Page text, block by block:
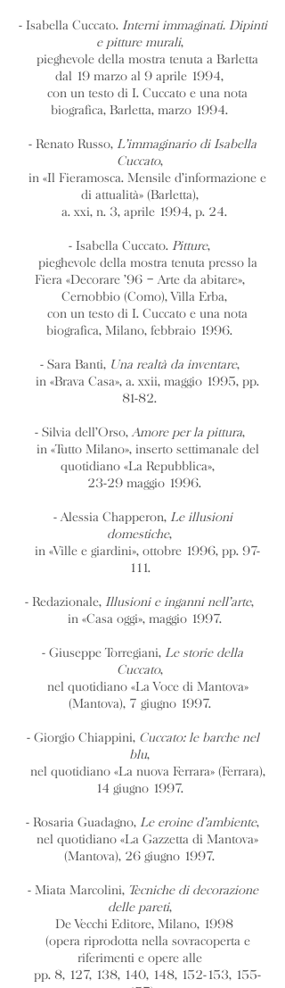
- Isabella Cuccato. Interni immaginati. Dipinti
e pitture murali,
pieghevole della mostra tenuta a Barletta
dal 19 marzo al 9 aprile 1994,
con un testo di I. Cuccato e una nota
biografica, Barletta, marzo 1994.
- Renato Russo, L’immaginario di Isabella
Cuccato,
in «Il Fieramosca. Mensile d’informazione e
di attualità» (Barletta),
a. xxi, n. 3, aprile 1994, p. 24.
- Isabella Cuccato. Pitture,
pieghevole della mostra tenuta presso la
Fiera «Decorare ’96 – Arte da abitare»,
Cernobbio (Como), Villa Erba,
con un testo di I. Cuccato e una nota
biografica, Milano, febbraio 1996.
- Sara Banti, Una realtà da inventare,
in «Brava Casa», a. xxii, maggio 1995, pp.
81-82.
- Silvia dell’Orso,Amore per la pittura,
in «Tutto Milano», inserto settimanale del
quotidiano «La Repubblica»,
23-29 maggio 1996.
- Alessia Chapperon, Le illusioni
domestiche,
in «Ville e giardini», ottobre 1996, pp. 97-
111.
- Redazionale, Illusioni e inganni nell’arte,
in «Casa oggi», maggio 1997.
- Giuseppe Torregiani, Le storie della
Cuccato,
nel quotidiano «La Voce di Mantova»
(Mantova), 7 giugno 1997.
- Giorgio Chiappini,Cuccato: le barche nel
blu,
nel quotidiano «La nuova Ferrara» (Ferrara),
14 giugno 1997.
- Rosaria Guadagno, Le eroine d’ambiente,
nel quotidiano «La Gazzetta di Mantova»
(Mantova), 26 giugno 1997.
- Miata Marcolini, Tecniche di decorazione
delle pareti,
De Vecchi Editore, Milano, 1998
(opera riprodotta nella sovracoperta e
riferimenti e opere alle
pp. 8, 127, 138, 140, 148, 152-153, 155-